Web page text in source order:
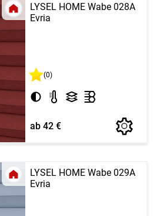
LYSEL HOME Wabe 028A
Evria
(0)
ab 42 €
LYSEL HOME Wabe 029A
Evria